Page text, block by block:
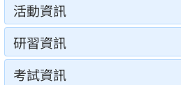
活動資訊
研習資訊
考試資訊